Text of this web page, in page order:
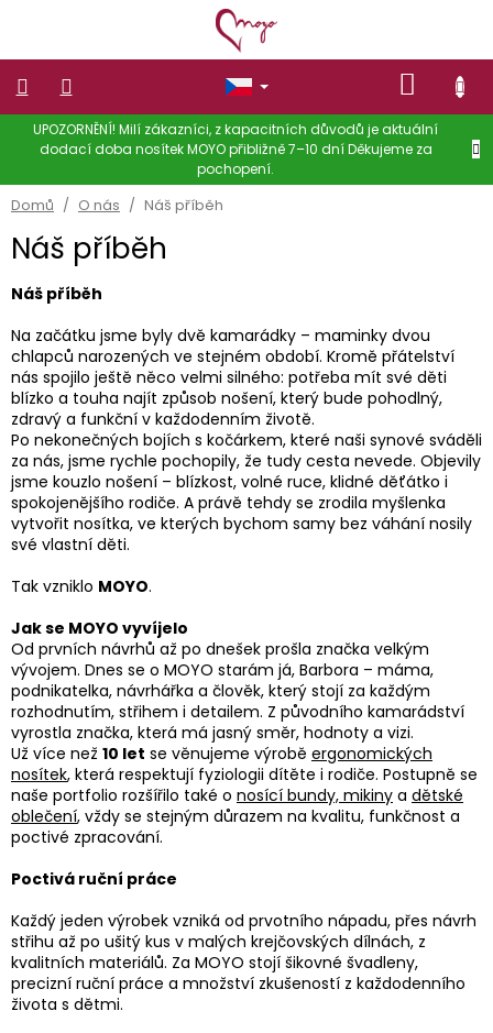
UPOZORNĚNÍ! Milí zákazníci, z kapacitních důvodů je aktuální
dodací doba nosítek MOYO přibližně 7–10 dní Děkujeme za
pochopení.
KOŠÍK
NOSÍTKA
NOŠENÍ
Dámské
oblečení
DĚTSKÉ
OBLEČENÍ
Slevy
Doplňky
Hodnocení
obchodu
CZK
/
Domů / O nás / Náš příběh
Náš příběh
Náš příběh
Na začátku jsme byly dvě kamarádky – maminky dvou
chlapců narozených ve stejném období. Kromě přátelství
nás spojilo ještě něco velmi silného: potřeba mít své děti
blízko a touha najít způsob nošení, který bude pohodlný,
zdravý a funkční v každodenním životě.
Po nekonečných bojích s kočárkem, které naši synové sváděli
za nás, jsme rychle pochopily, že tudy cesta nevede. Objevily
jsme kouzlo nošení – blízkost, volné ruce, klidné děťátko i
spokojenějšího rodiče. A právě tehdy se zrodila myšlenka
vytvořit nosítka, ve kterých bychom samy bez váhání nosily
své vlastní děti.
Tak vzniklo MOYO.
Jak se MOYO vyvíjelo
Od prvních návrhů až po dnešek prošla značka velkým
vývojem. Dnes se o MOYO starám já, Barbora – máma,
podnikatelka, návrhářka a člověk, který stojí za každým
rozhodnutím, střihem i detailem. Z původního kamarádství
vyrostla značka, která má jasný směr, hodnoty a vizi.
Už více než 10 let se věnujeme výrobě ergonomických
nosítek, která respektují fyziologii dítěte i rodiče. Postupně se
naše portfolio rozšířilo také o nosící bundy, mikiny a dětské
oblečení, vždy se stejným důrazem na kvalitu, funkčnost a
poctivé zpracování.
Poctivá ruční práce
Každý jeden výrobek vzniká od prvotního nápadu, přes návrh
střihu až po ušitý kus v malých krejčovských dílnách, z
kvalitních materiálů. Za MOYO stojí šikovné švadleny,
precizní ruční práce a množství zkušeností z každodenního
života s dětmi.